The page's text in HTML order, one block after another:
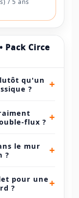
/ 5 ans
Pack Circe
qu'un
?
+
flux ? +
le mur
?
+
pour une
?
+